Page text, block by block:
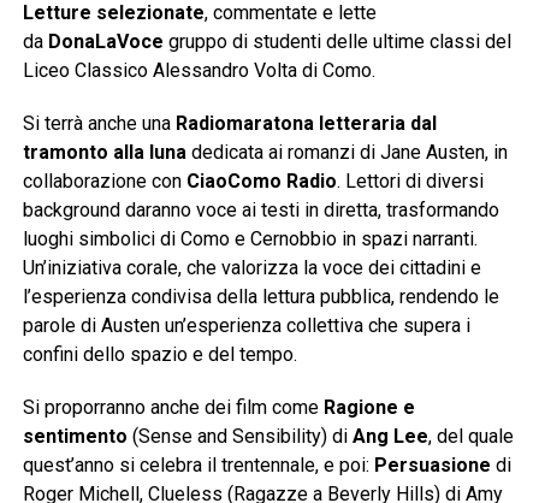
Letture selezionate, commentate e lette
da DonaLaVoce gruppo di studenti delle ultime classi del
Liceo Classico Alessandro Volta di Como.
Si terrà anche una Radiomaratona letteraria dal
tramonto alla lunadedicata ai romanzi di Jane Austen, in
collaborazione con CiaoComo Radio. Lettori di diversi
background daranno voce ai testi in diretta, trasformando
luoghi simbolici di Como e Cernobbio in spazi narranti.
Un’iniziativa corale, che valorizza la voce dei cittadini e
l’esperienza condivisa della lettura pubblica, rendendo le
parole di Austen un’esperienza collettiva che supera i
confini dello spazio e del tempo.
Si proporranno anche dei film come Ragione e
sentimento (Sense and Sensibility) di Ang Lee, del quale
quest’anno si celebra il trentennale, e poi: Persuasione di
Roger Michell, Clueless (Ragazze a Beverly Hills) di Amy